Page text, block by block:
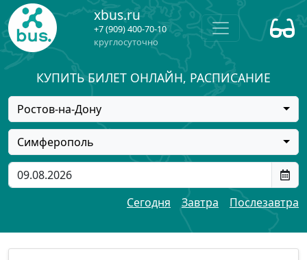
xbus.ru
+7 (909) 400-70-10
круглосуточно
КУПИТЬ БИЛЕТ ОНЛАЙН, РАСПИСАНИЕ
Ростов-на-Дону
Симферополь
Сегодня Завтра Послезавтра